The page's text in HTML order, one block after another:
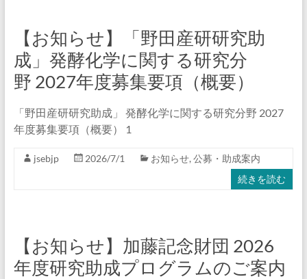
Japan
Society
for
Environmental
Biotechnology
【お知らせ】「野田産研研究助
成」発酵化学に関する研究分
野 2027年度募集要項（概要）
「野⽥産研研究助成」 発酵化学に関する研究分野 2027
年度募集要項（概要） 1
jsebjp 2026/7/1 お知らせ, 公募・助成案内
続きを読む
【お知らせ】加藤記念財団 2026
年度研究助成プログラムのご案内